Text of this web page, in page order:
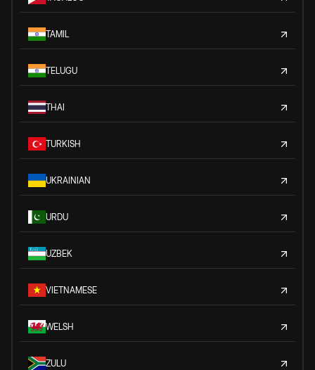
TAMIL
TELUGU
THAI
TURKISH
UKRAINIAN
URDU
UZBEK
VIETNAMESE
WELSH
ZULU